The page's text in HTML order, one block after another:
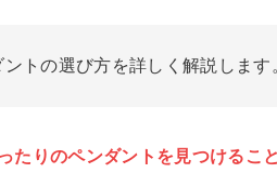
トの選び方を詳しく解説します
たりのペンダントを見つけるこ